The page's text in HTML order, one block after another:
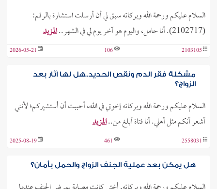
السلام عليكم ورحمة الله وبركاته سبق لي أن أرسلت استشارة بالرقم:
(2102717). أنا حامل، واليوم هو آخر يوم لي في الشهر..
المزيد
2103105
106
2026-05-21
مشكلة فقر الدم ونقص الحديد..هل لها آثار بعد
الزواج؟
السلام عليكم ورحمة الله وبركاته إخوتي في الله، أحببت أن أستشيركم؛ لأنني
أشعر أنكم مثل أهلي. أنا فتاة أبلغ من..المزيد
2558031
461
2025-08-19
هل يمكن بعد عملية الجنف الزواج والحمل بأمان؟